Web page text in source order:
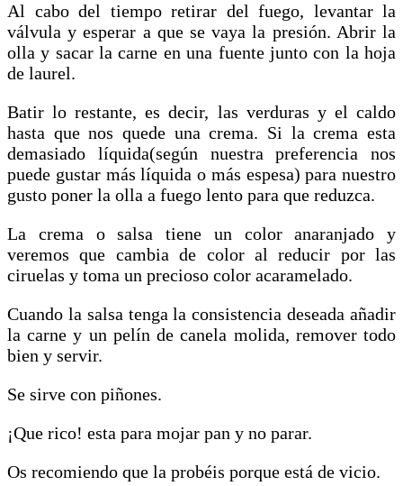
Al cabo del tiempo retirar del fuego, levantar la
válvula y esperar a que se vaya la presión. Abrir la
olla y sacar la carne en una fuente junto con la hoja
de laurel.
Batir lo restante, es decir, las verduras y el caldo
hasta que nos quede una crema. Si la crema esta
demasiado líquida(según nuestra preferencia nos
puede gustar más líquida o más espesa) para nuestro
gusto poner la olla a fuego lento para que reduzca.
La crema o salsa tiene un color anaranjado y
veremos que cambia de color al reducir por las
ciruelas y toma un precioso color acaramelado.
Cuando la salsa tenga la consistencia deseada añadir
la carne y un pelín de canela molida, remover todo
bien y servir.
Se sirve con piñones.
¡Que rico! esta para mojar pan y no parar.
Os recomiendo que la probéis porque está de vicio.